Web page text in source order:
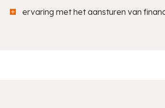
ervaring met het aansturen van